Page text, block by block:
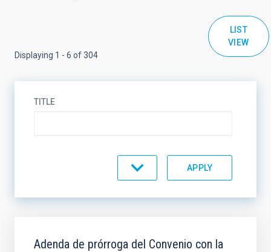
LIST
VIEW
Displaying 1 - 6 of 304
TITLE
Adenda de prórroga del Convenio con la